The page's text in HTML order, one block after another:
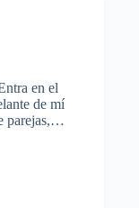
en el
de mí
parejas,…